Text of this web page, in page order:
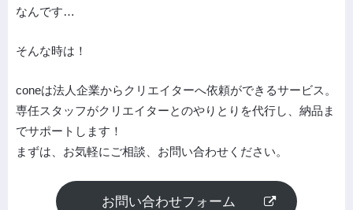
なんです…
そんな時は！
coneは法人企業からクリエイターへ依頼ができるサービス。
専任スタッフがクリエイターとのやりとりを代行し、納品ま
でサポートします！
まずは、お気軽にご相談、お問い合わせください。
お問い合わせフォーム